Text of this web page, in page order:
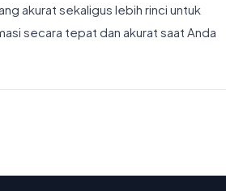
akurat sekaligus lebih rinci untuk
secara tepat dan akurat saat Anda